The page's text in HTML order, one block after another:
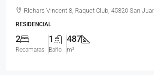
Richars Vincent 8, Raquet Club, 45820 San
RESIDENCIAL
2
Recámaras
1
Baño
487
m²